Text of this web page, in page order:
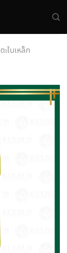
ตะไบเหล็ก